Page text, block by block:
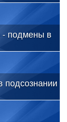
- подмены в
подсознании